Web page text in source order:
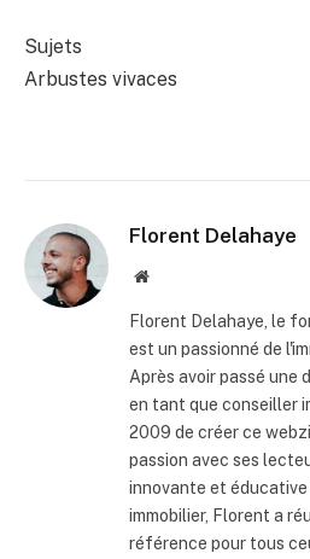
Sujets
Arbustes vivaces
Florent Delahaye
Site
Florent Delahaye, le
est un passionné de
Après avoir passé une
en tant que conseiller
2009 de créer ce
passion avec ses
innovante et
immobilier, Florent a
référence pour tous